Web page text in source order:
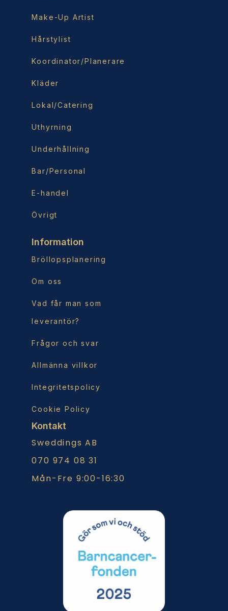
Make-Up Artist
Hårstylist
Koordinator/Planerare
Kläder
Lokal/Catering
Uthyrning
Underhållning
Bar/Personal
E-handel
Övrigt
Information
Bröllopsplanering
Om oss
Vad får man som
leverantör?
Frågor och svar
Allmänna villkor
Integritetspolicy
Cookie Policy
Kontakt
Sweddings AB
070 974 08 31
Mån-Fre 9:00-16:30